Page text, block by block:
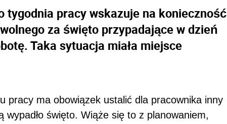
tygodnia pracy wskazuje na konieczność
za święto przypadające w dzień
Taka sytuacja miała miejsce
pracy ma obowiązek ustalić dla pracownika inny
święto. Wiąże się to z planowaniem,